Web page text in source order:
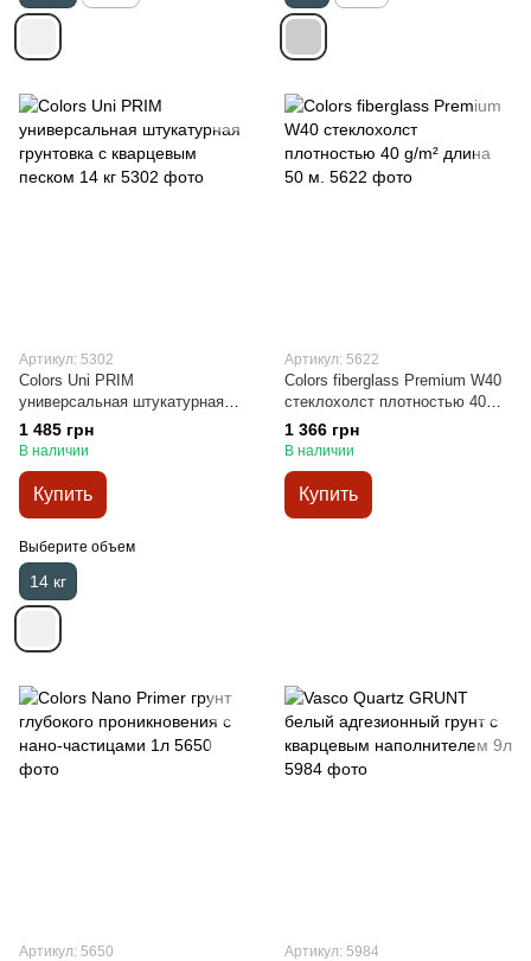
Артикул: 5302
Colors Uni PRIM
универсальная штукатурная
грунтовка с кварцевым песком
14 кг
1 485 грн
В наличии
Купить
Выберите объем
14 кг
Артикул: 5622
Colors fiberglass Premium W40
стеклохолст плотностью 40
g/m² длина 50 м.
1 366 грн
В наличии
Купить
Артикул: 5650 Артикул: 5984